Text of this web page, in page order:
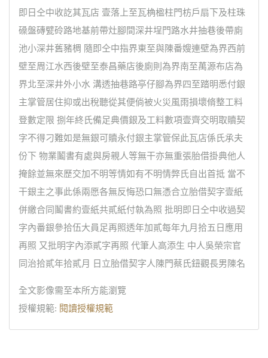
即日仝中收訖其瓦店 壹落上至瓦桷楹柱門枋戶扇下及柱珠
磉盤磚甓砱路地基前帶灶腳間深井埕門路水井抽巷後帶廁
池小深井舊豬椆 隨即仝中指界東至與陳番嫂連壁為界西前
壁至周江水西後壁至泰昌藥店後廁則為界南至萬源布店為
界北至深井外小水 溝透抽巷路亭仔腳為界四至踏明悉付銀
主掌管居住抑或出稅聽從其便倘被火災風雨損壞脩整工料
登數定限 捌年終氏備足典價銀及工料數項壹齊交明取贖契
字不得刁難如是無銀可贖永付銀主掌管保此瓦店係氏承夫
份下 物業鬮書有處與房親人等無干亦無重張胎借掛典他人
掩餘並無來歷交加不明等情如有不明情弊氏自出首抵 當不
干銀主之事此係兩愿各無反悔恐口無憑合立胎借契字壹紙
併繳合同鬮書約壹紙共貳紙付執為照 批明即日仝中收過契
字內番銀參拾伍大員足再照透年加貳每年九月拾五日應用
再照 又批明字內添貳字再照 代筆人高添生 中人吳榮宗官
同治拾貳年拾貳月 日立胎借契字人陳門蔡氏鈕觀長男陳名
全文影像需至本所方能瀏覽
授權規範: 閱讀授權規範